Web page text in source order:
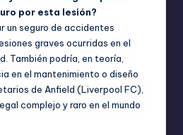
por esta lesión?
un seguro de accidentes
graves ocurridas en el
También podría, en teoría,
en el mantenimiento o diseño
de Anfield (Liverpool FC),
complejo y raro en el mundo